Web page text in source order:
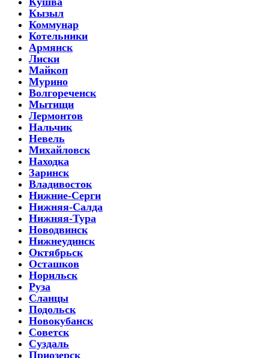
Кызыл
Коммунар
Котельники
Армянск
Лиски
Майкоп
Мурино
Волгореченск
Мытищи
Лермонтов
Нальчик
Невель
Михайловск
Находка
Заринск
Владивосток
Нижние-Серги
Нижняя-Салда
Нижняя-Тура
Новодвинск
Нижнеудинск
Октябрьск
Осташков
Норильск
Руза
Сланцы
Подольск
Новокубанск
Советск
Суздаль
Приозерск